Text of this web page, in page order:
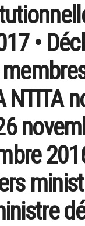
•
NTITA